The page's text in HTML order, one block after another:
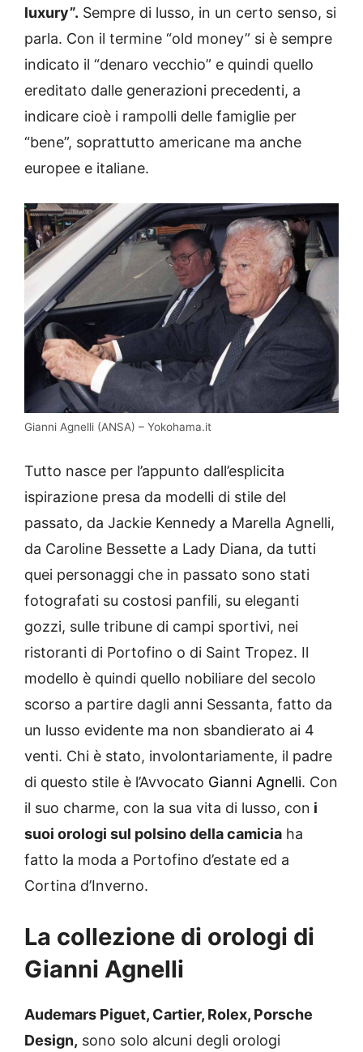
luxury”. Sempre di lusso, in un certo senso, si
parla. Con il termine “old money” si è sempre
indicato il “denaro vecchio” e quindi quello
ereditato dalle generazioni precedenti, a
indicare cioè i rampolli delle famiglie per
“bene”, soprattutto americane ma anche
europee e italiane.
Gianni Agnelli (ANSA) – Yokohama.it
Tutto nasce per l’appunto dall’esplicita
ispirazione presa da modelli di stile del
passato, da Jackie Kennedy a Marella Agnelli,
da Caroline Bessette a Lady Diana, da tutti
quei personaggi che in passato sono stati
fotografati su costosi panfili, su eleganti
gozzi, sulle tribune di campi sportivi, nei
ristoranti di Portofino o di Saint Tropez. Il
modello è quindi quello nobiliare del secolo
scorso a partire dagli anni Sessanta, fatto da
un lusso evidente ma non sbandierato ai 4
venti. Chi è stato, involontariamente, il padre
di questo stile è l’Avvocato Gianni Agnelli. Con
il suo charme, con la sua vita di lusso, con i
suoi orologi sul polsino della camicia ha
fatto la moda a Portofino d’estate ed a
Cortina d’Inverno.
La collezione di orologi di
Gianni Agnelli
Audemars Piguet, Cartier, Rolex, Porsche
Design, sono solo alcuni degli orologi